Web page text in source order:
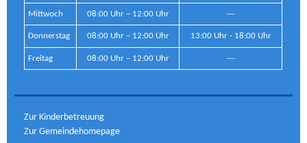
Mittwoch 08:00 Uhr – 12:00 Uhr ---
Donnerstag 08:00 Uhr – 12:00 Uhr 13:00 Uhr - 18:00 Uhr
Freitag 08:00 Uhr – 12:00 Uhr ---
Zur Kinderbetreuung
Zur Gemeindehomepage